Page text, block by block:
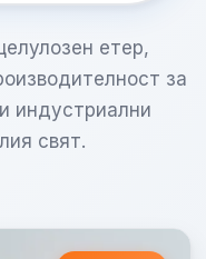
етер,
за
индустриални
свят.